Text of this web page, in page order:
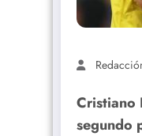
Cristiano
segundo